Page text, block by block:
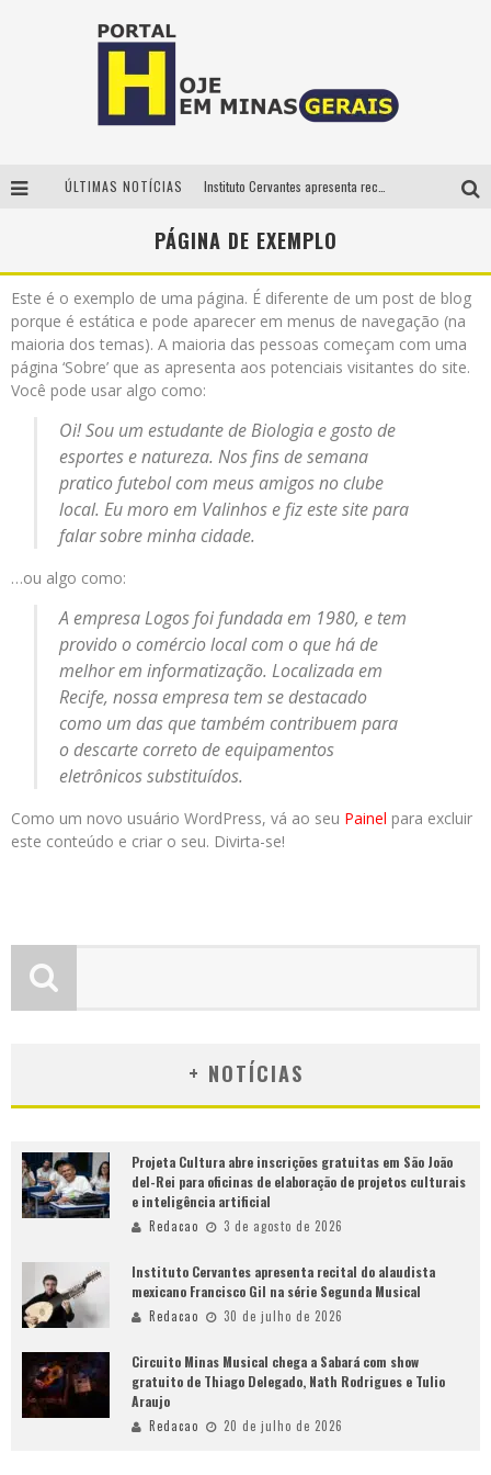
ÚLTIMAS NOTÍCIAS
É neste sábado: Marcelinho de Lima e Trio Virgulino agitam o Forró do Givanildo em Pedro Leopoldo
Projeta Cultura abre inscrições gratuitas em São João del-Rei para oficinas de elaboração de projetos culturais e inteligência artificial
PÁGINA DE EXEMPLO
Este é o exemplo de uma página. É diferente de um post de blog
porque é estática e pode aparecer em menus de navegação (na
maioria dos temas). A maioria das pessoas começam com uma
página ‘Sobre’ que as apresenta aos potenciais visitantes do site.
Você pode usar algo como:
Oi! Sou um estudante de Biologia e gosto de
esportes e natureza. Nos fins de semana
pratico futebol com meus amigos no clube
local. Eu moro em Valinhos e fiz este site para
falar sobre minha cidade.
…ou algo como:
A empresa Logos foi fundada em 1980, e tem
provido o comércio local com o que há de
melhor em informatização. Localizada em
Recife, nossa empresa tem se destacado
como um das que também contribuem para
o descarte correto de equipamentos
eletrônicos substituídos.
Como um novo usuário WordPress, vá ao seu Painel para excluir
este conteúdo e criar o seu. Divirta-se!
+ NOTÍCIAS
Projeta Cultura abre inscrições gratuitas em São João
del-Rei para oficinas de elaboração de projetos culturais
e inteligência artificial
Redacao 3 de agosto de 2026
Instituto Cervantes apresenta recital do alaudista
mexicano Francisco Gil na série Segunda Musical
Redacao 30 de julho de 2026
Circuito Minas Musical chega a Sabará com show
gratuito de Thiago Delegado, Nath Rodrigues e Tulio
Araujo
Redacao 20 de julho de 2026